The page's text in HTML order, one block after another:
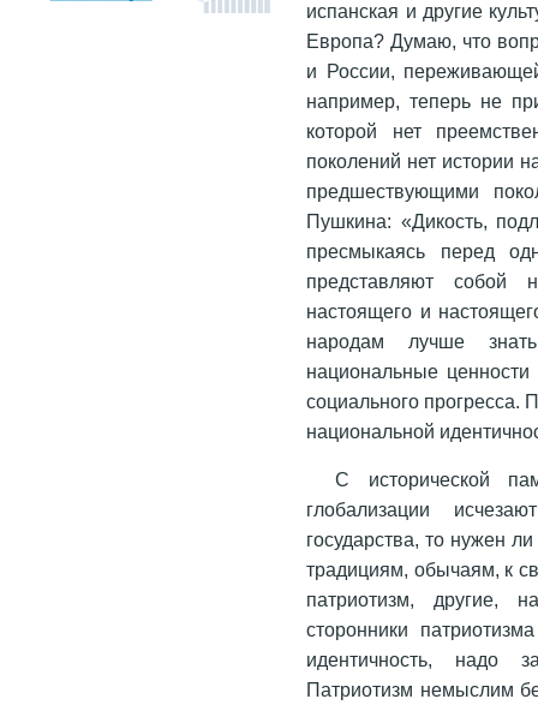
испанская и другие
Европа? Думаю, что
и России,
например, теперь не
которой нет
поколений нет истории
предшествующими
Пушкина: «Дикость,
пресмыкаясь перед
представляют собой
настоящего и
народам лучше
национальные
социального
национальной
С исторической
глобализации
государства, то нужен
традициям, обычаям, к
патриотизм, другие,
сторонники
идентичность, надо
Патриотизм немыслим